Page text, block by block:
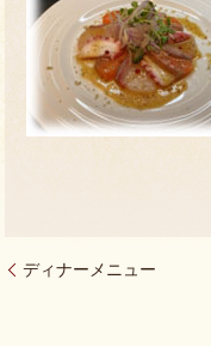
ディナーメニュー